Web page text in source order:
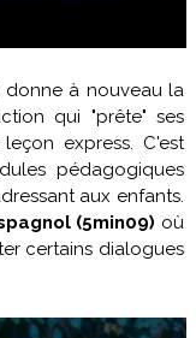
donne à nouveau la
qui "prête" ses
express. C'est
pédagogiques
aux enfants.
(5min09) où
certains dialogues